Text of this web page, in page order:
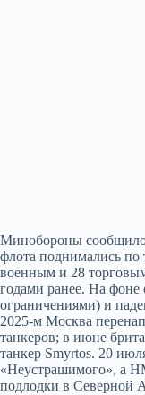
Минобороны сообщило,
флота поднимались по
военным и 28
годами ранее. На фоне
ограничениями) и
2025-м Москва
танкеров; в июне
танкер Smyrtos. 20
«Неустрашимого», а
подлодки в Северной